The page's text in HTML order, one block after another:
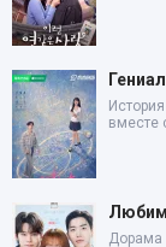
вместе
Дорама